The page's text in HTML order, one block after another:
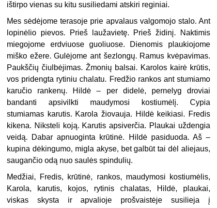
ištirpo vienas su kitu susiliedami atskiri reginiai.
Mes sėdėjome terasoje prie apvalaus valgomojo stalo. Ant
lopinėlio pievos. Prieš laužavietę. Prieš židinį. Naktimis
miegojome erdviuose guoliuose. Dienomis plaukiojome
miško ežere. Gulėjome ant šezlongų. Ramus kvėpavimas.
Paukščių čiulbėjimas. Žmonių balsai. Karolos kairė krūtis,
vos pridengta rytiniu chalatu. Fredžio rankos ant stumiamo
karučio rankenų. Hildė – per didelė, pernelyg droviai
bandanti apsivilkti maudymosi kostiumėlį. Cypia
stumiamas karutis. Karola žiovauja. Hildė keikiasi. Fredis
kikena. Niksteli koją. Karutis apsiverčia. Plaukai uždengia
veidą. Dabar apnuoginta krūtinė. Hildė pasiduoda. Aš –
kupina dėkingumo, migla akyse, bet galbūt tai dėl aliejaus,
saugančio odą nuo saulės spindulių.
Medžiai, Fredis, krūtinė, rankos, maudymosi kostiumėlis,
Karola, karutis, kojos, rytinis chalatas, Hildė, plaukai,
viskas skysta ir apvalioje prošvaistėje susilieja į